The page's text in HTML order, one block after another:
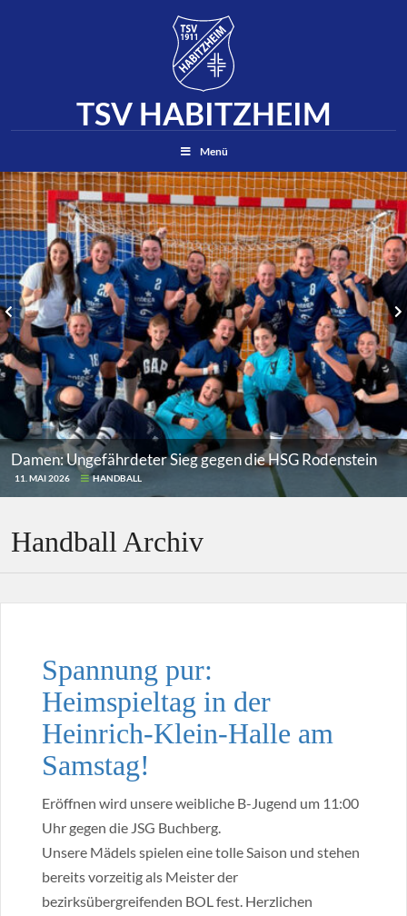
TSV HABITZHEIM
Menü
Damen: Ungefährdeter Sieg gegen die HSG Rodenstein
11. MAI 2026 HANDBALL
Handball Archiv
Spannung pur:
Heimspieltag in der
Heinrich-Klein-Halle am
Samstag!
Eröffnen wird unsere weibliche B-Jugend um 11:00
Uhr gegen die JSG Buchberg.
Unsere Mädels spielen eine tolle Saison und stehen
bereits vorzeitig als Meister der
bezirksübergreifenden BOL fest. Herzlichen